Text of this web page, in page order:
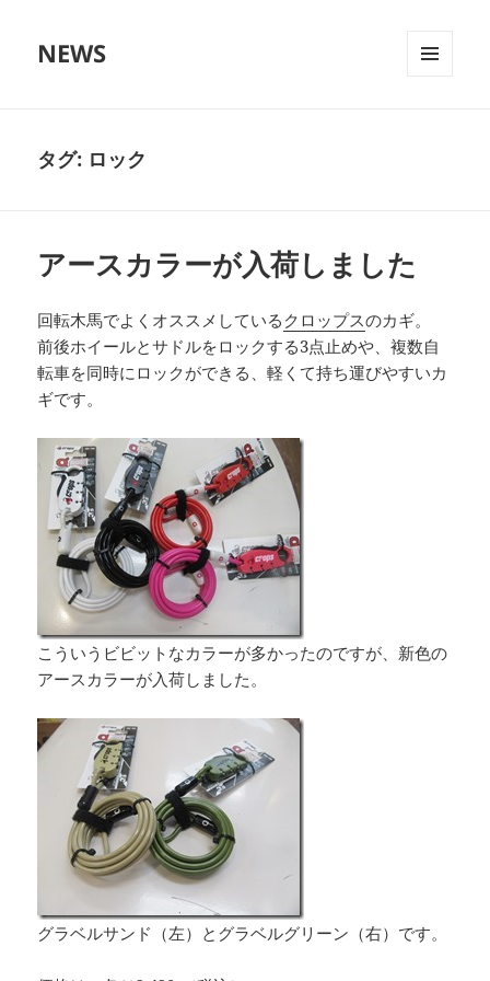
NEWS
タグ: ロック
アースカラーが入荷しました
回転木馬でよくオススメしている クロップスのカギ。
前後ホイールとサドルをロックする3点止めや、複数自
転車を同時にロックができる、軽くて持ち運びやすいカ
ギです。
こういうビビットなカラーが多かったのですが、新色の
アースカラーが入荷しました。
グラベルサンド（左）とグラベルグリーン（右）です。